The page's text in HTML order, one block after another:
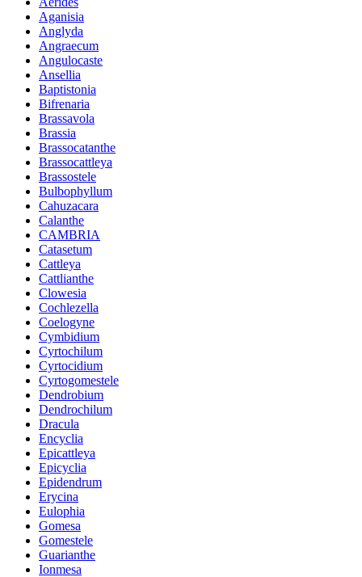
Aganisia
Anglyda
Angraecum
Angulocaste
Ansellia
Baptistonia
Bifrenaria
Brassavola
Brassia
Brassocatanthe
Brassocattleya
Brassostele
Bulbophyllum
Cahuzacara
Calanthe
CAMBRIA
Catasetum
Cattleya
Cattlianthe
Clowesia
Cochlezella
Coelogyne
Cymbidium
Cyrtochilum
Cyrtocidium
Cyrtogomestele
Dendrobium
Dendrochilum
Dracula
Encyclia
Epicattleya
Epicyclia
Epidendrum
Erycina
Eulophia
Gomesa
Gomestele
Guarianthe
Ionmesa